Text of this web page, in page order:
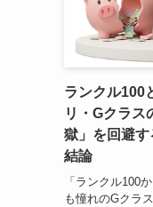
ランクル100
リ・Gクラス
獄」を回避
結論
「ランクル100
も憧れのGクラ